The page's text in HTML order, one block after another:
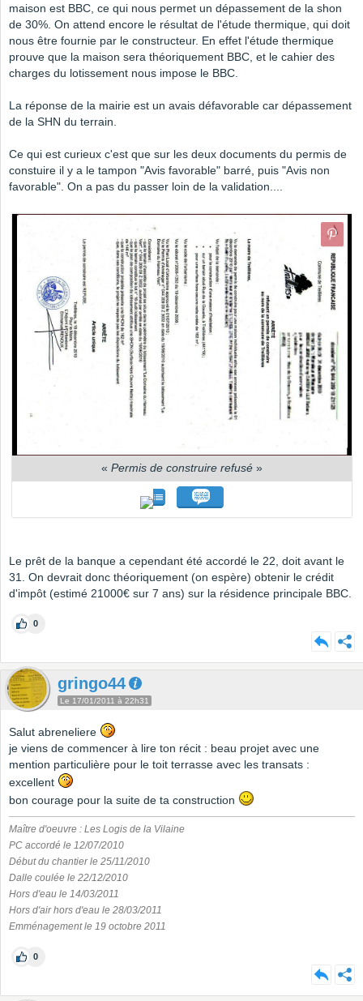
maison est BBC, ce qui nous permet un dépassement de la shon
de 30%. On attend encore le résultat de l'étude thermique, qui doit
nous être fournie par le constructeur. En effet l'étude thermique
prouve que la maison sera théoriquement BBC, et le cahier des
charges du lotissement nous impose le BBC.
La réponse de la mairie est un avais défavorable car dépassement
de la SHN du terrain.
Ce qui est curieux c'est que sur les deux documents du permis de
constuire il y a le tampon "Avis favorable" barré, puis "Avis non
favorable". On a pas du passer loin de la validation....
« Permis de construire refusé »
Le prêt de la banque a cependant été accordé le 22, doit avant le
31. On devrait donc théoriquement (on espère) obtenir le crédit
d'impôt (estimé 21000€ sur 7 ans) sur la résidence principale BBC.
0
gringo44
Le 17/01/2011 à 22h31
Salut abreneliere
je viens de commencer à lire ton récit : beau projet avec une
mention particulière pour le toit terrasse avec les transats :
excellent
bon courage pour la suite de ta construction
Maître d'oeuvre : Les Logis de la Vilaine
PC accordé le 12/07/2010
Début du chantier le 25/11/2010
Dalle coulée le 22/12/2010
Hors d'eau le 14/03/2011
Hors d'air hors d'eau le 28/03/2011
Emménagement le 19 octobre 2011
0